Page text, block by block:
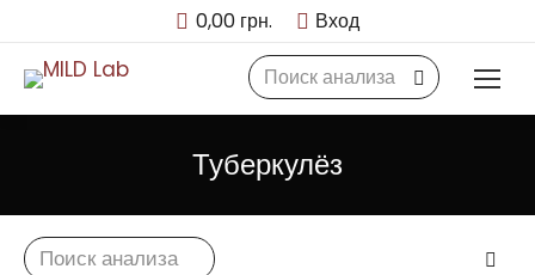
0,00 грн. Вход
Search:
Туберкулёз
Search: